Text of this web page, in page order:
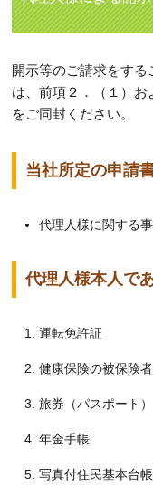
開示等のご請求をす
は、前項２．（１）
をご同封ください。
当社所定の申請
代理人様に関する
代理人様本人で
運転免許証
健康保険の被保険
旅券（パスポート）
年金手帳
写真付住民基本台